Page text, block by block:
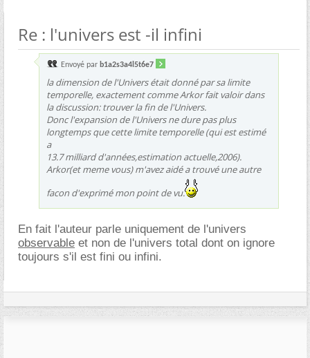
Re : l'univers est -il infini
Envoyé par b1a2s3a4l5t6e7
la dimension de l'Univers était donné par sa limite
temporelle, exactement comme Arkor fait valoir dans
la discussion: trouver la fin de l'Univers.
Donc l'expansion de l'Univers ne dure pas plus
longtemps que cette limite temporelle (qui est estimé
a
13.7 milliard d'années,estimation actuelle,2006).
Arkor(et meme vous) m'avez aidé a trouvé une autre
facon d'exprimé mon point de vu.
En fait l'auteur parle uniquement de l'univers
observable et non de l'univers total dont on ignore
toujours s'il est fini ou infini.